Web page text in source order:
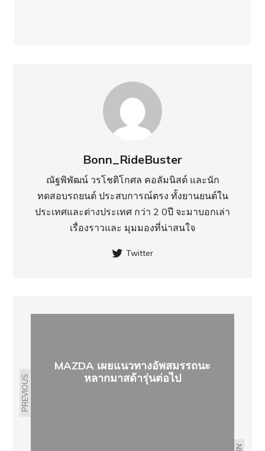
Bonn_RideBuster
ณัฐพิพัฒน์ วรโชติโกศล คอลัมนิสต์ และนัก
ทดสอบรถยนต์ ประสบการณ์ตรง ทั้งยานยนต์ใน
ประเทศ​และต่างประเทศ กว่า 2 0ปี จะมาบอกเล่า
เรื่องราวและ มุมมองที่น่าสนใจ
Twitter
PREVIOUS
MAZDA เผยแนวทางอัพสมรรถนะ
หลากมาสด้ารุ่นต่อไป